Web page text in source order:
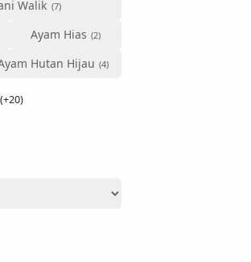
Walik
Ayam Hias
Hutan Hijau